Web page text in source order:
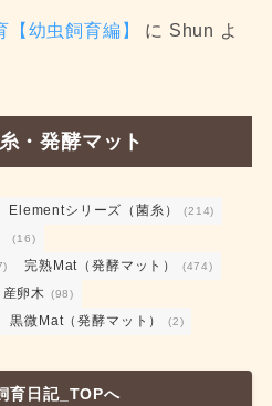
幼虫飼育編】 に Shun よ
・発酵マット
Elementシリーズ（菌糸） (214)
(16)
完熟Mat（発酵マット） (474)
産卵木 (98)
黒微Mat（発酵マット） (2)
育日記_TOPへ